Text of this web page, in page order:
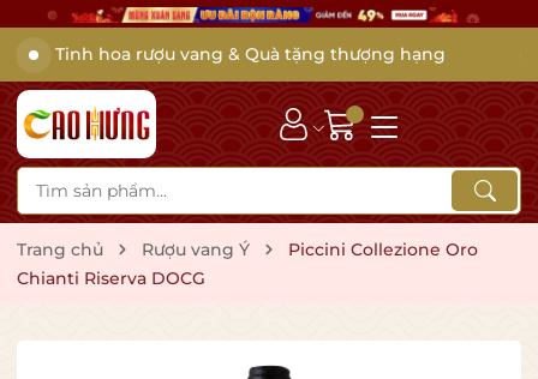
Tinh hoa rượu vang & Quà tặng thượng hạng
Trang chủ Rượu vang Ý
Piccini Collezione Oro
Chianti Riserva DOCG